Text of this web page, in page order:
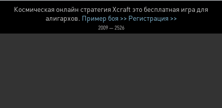
Космическая онлайн стратегия Xcraft это бесплатная игра для
алигархов. Пример боя >> Регистрация >>
2009 — 2526